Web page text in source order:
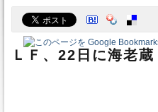
ＬＦ、22日に海老